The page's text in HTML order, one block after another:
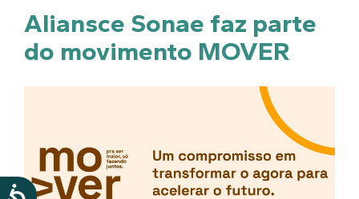
Aliansce Sonae faz parte
do movimento MOVER